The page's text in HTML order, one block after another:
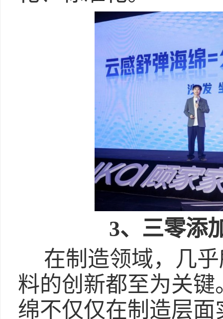
3、三零添
在制造领域，几
料的创新都至为关键
绵不仅仅在制造层面